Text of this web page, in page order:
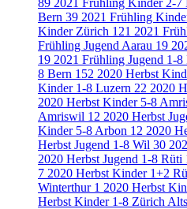
89 2021 Frühling Kinder 2-7
Bern 39 2021 Frühling
Kinder Zürich 121 2021
Frühling Jugend Aarau 19
19 2021 Frühling Jugend 1-8
8 Bern 152 2020 Herbst
Kinder 1-8 Luzern 22 2020
2020 Herbst Kinder 5-8
Amriswil 12 2020 Herbst
Kinder 5-8 Arbon 12 2020
Herbst Jugend 1-8 Wil 30
2020 Herbst Jugend 1-8 Rüti
7 2020 Herbst Kinder 1+2
Winterthur 1 2020 Herbst
Herbst Kinder 1-8 Zürich